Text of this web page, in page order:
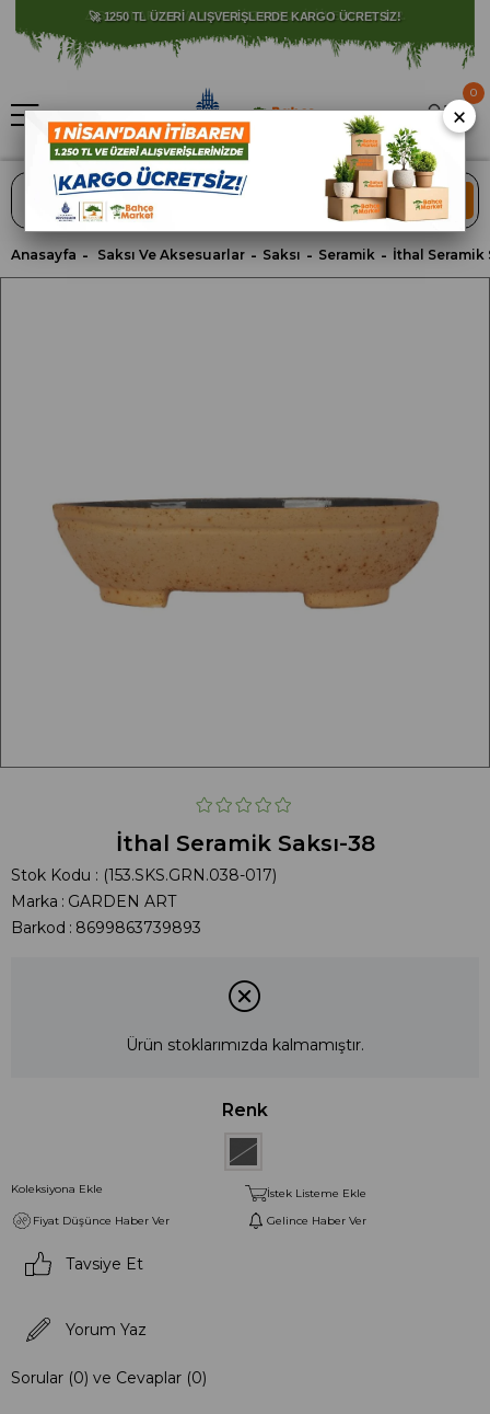
⚠️ SATIŞLARIMIZ YALNIZCA İSTANBUL İLİ İLE SINIRLIDIR.
ARA
0
Anasayfa Saksı Ve Aksesuarlar Saksı Seramik İthal Seramik
İthal Seramik Saksı-38
Stok Kodu
(153.SKS.GRN.038-017)
Marka : GARDEN ART
Barkod : 8699863739893
Ürün stoklarımızda kalmamıştır.
Renk
Koleksiyona Ekle
İstek Listeme Ekle
Fiyat Düşünce Haber Ver
Gelince Haber Ver
Tavsiye Et
Yorum Yaz
Sorular (0) ve Cevaplar (0)
×